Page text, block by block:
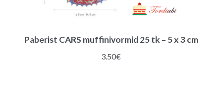
Paberist CARS muffinivormid 25 tk – 5 x 3 cm
3.50€